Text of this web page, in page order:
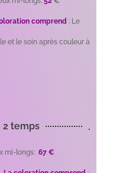
comprend : Le
et le soin après couleur à
2 temps .
longs: 67 €